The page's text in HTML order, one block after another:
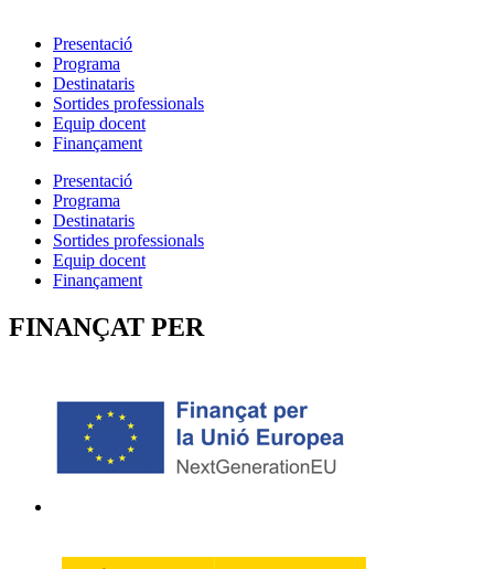
Presentació
Programa
Destinataris
Sortides professionals
Equip docent
Finançament
Presentació
Programa
Destinataris
Sortides professionals
Equip docent
Finançament
FINANÇAT PER